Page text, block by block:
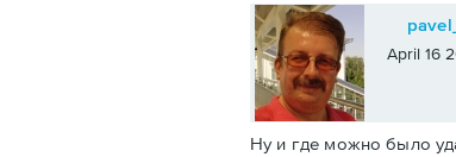
April 16
Ну и где можно было